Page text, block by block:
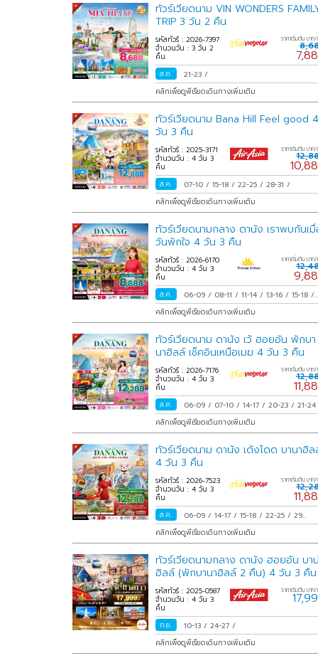
ทัวร์เวียดนาม VIN WONDERS
TRIP 3 วัน 2 คืน
รหัสทัวร์ : 2026-7397
จำนวนวัน : 3 วัน 2
คืน
ราคาเริ่มต้น บาท
ส.ค. 21-23 /
คลิกเพื่อดูพีเรียดเดินทางเพิ่มเติม
ทัวร์เวียดนาม Bana Hill Feel good 4
วัน 3 คืน
รหัสทัวร์ : 2025-3171
จำนวนวัน : 4 วัน 3
คืน
ราคาเริ่มต้น บาท
ส.ค. 07-10 / 15-18 / 22-25 / 28-31 /
คลิกเพื่อดูพีเรียดเดินทางเพิ่มเติม
ทัวร์เวียดนามกลาง ดานัง เราพบกันเ
วันพักใจ 4 วัน 3 คืน
รหัสทัวร์ : 2026-6170
จำนวนวัน : 4 วัน 3
คืน
ราคาเริ่มต้น บาท
ส.ค. 06-09 / 08-11 / 11-14 / 13-16 / 15-18 /
17-20/18-21/20-23/22-25/24-27
25-28/27-30/29 ส.ค.-01 ก.ย.
คลิกเพื่อดูพีเรียดเดินทางเพิ่มเติม
ทัวร์เวียดนาม ดานัง เว้ ฮอยอัน พักบา
นาฮิลล์ เช็คอินเหนือเมฆ 4 วัน 3 คืน
รหัสทัวร์ : 2026-7176
จำนวนวัน : 4 วัน 3
คืน
ราคาเริ่มต้น บาท
ส.ค. 06-09 / 07-10 / 14-17 / 20-23 / 21-24
27-30/28-31/
คลิกเพื่อดูพีเรียดเดินทางเพิ่มเติม
ทัวร์เวียดนาม ดานัง เด้งโดด บานาฮิล
4 วัน 3 คืน
รหัสทัวร์ : 2026-7523
จำนวนวัน : 4 วัน 3
คืน
ราคาเริ่มต้น บาท
ส.ค. 06-09 / 14-17 / 15-18 / 22-25 / 29
ส.ค.-01 ก.ย./
คลิกเพื่อดูพีเรียดเดินทางเพิ่มเติม
ทัวร์เวียดนามกลาง ดานัง ฮอยอัน บา
ฮิลล์ (พักบานาฮิลล์ 2 คืน) 4 วัน 3 คืน
รหัสทัวร์ : 2025-0587
จำนวนวัน : 4 วัน 3
คืน
ราคาเริ่มต้น บาท
ก.ย. 10-13 / 24-27 /
คลิกเพื่อดูพีเรียดเดินทางเพิ่มเติม